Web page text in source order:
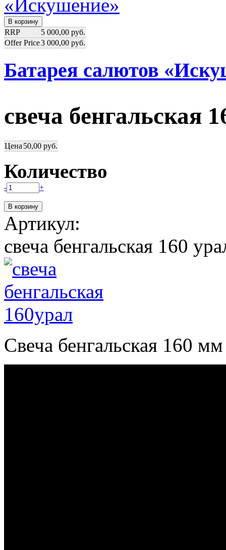
RRP
5 000,00 руб.
Offer Price3 000,00 руб.
Батарея салютов
свеча бенгальская
Цена 50,00 руб.
Количество
- +
Артикул:
свеча бенгальская 160
Свеча бенгальская 160